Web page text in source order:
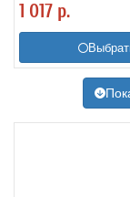
1 017 р.